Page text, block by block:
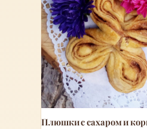
Плюшки с сахаром и